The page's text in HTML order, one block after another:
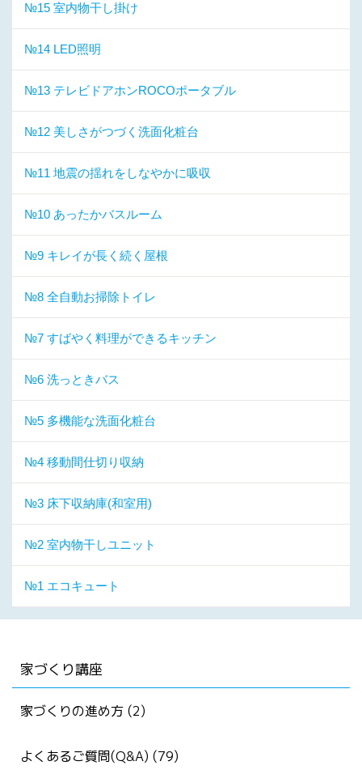
№15 室内物干し掛け
№14 LED照明
№13 テレビドアホンROCOポータブル
№12 美しさがつづく洗面化粧台
№11 地震の揺れをしなやかに吸収
№10 あったかバスルーム
№9 キレイが長く続く屋根
№8 全自動お掃除トイレ
№7 すばやく料理ができるキッチン
№6 洗っときバス
№5 多機能な洗面化粧台
№4 移動間仕切り収納
№3 床下収納庫(和室用)
№2 室内物干しユニット
№1 エコキュート
家づくり講座
家づくりの進め方 (2)
よくあるご質問(Q&A) (79)